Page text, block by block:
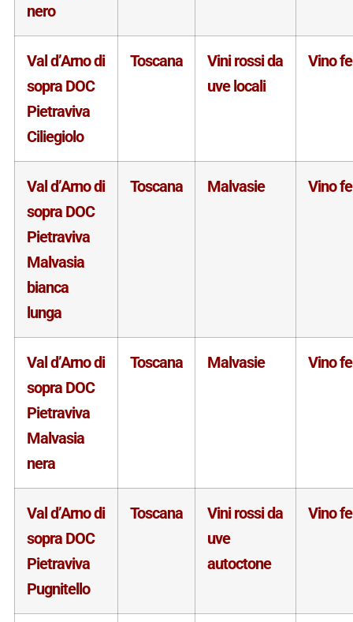
nero
Val d’Arno di
sopra DOC
Pietraviva
Ciliegiolo
Toscana
Vini rossi da
uve locali
Vino
Val d’Arno di
sopra DOC
Pietraviva
Malvasia
bianca
lunga
Toscana Malvasie Vino
Val d’Arno di
sopra DOC
Pietraviva
Malvasia
nera
Toscana Malvasie Vino
Val d’Arno di
sopra DOC
Pietraviva
Pugnitello
Toscana
Vini rossi da
uve
autoctone
Vino